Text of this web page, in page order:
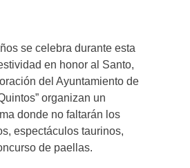
se celebra durante esta
en honor al Santo,
del Ayuntamiento de
organizan un
donde no faltarán los
espectáculos taurinos,
de paellas.